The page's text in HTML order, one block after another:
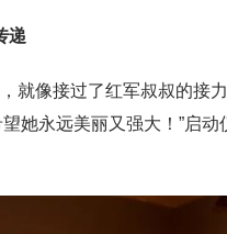
递
就像接过了红军叔叔的接
她永远美丽又强大！”启动